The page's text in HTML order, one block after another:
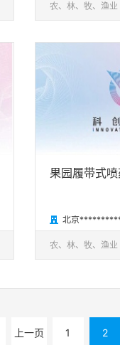
农、林、牧、渔业
果园履带式
 北京
农、林、牧、渔业
上一页 1 2